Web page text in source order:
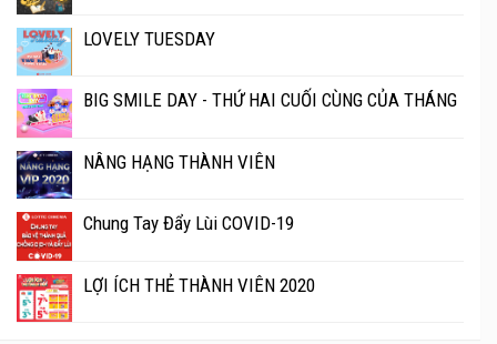
LOVELY TUESDAY
BIG SMILE DAY - THỨ HAI CUỐI CÙNG CỦA THÁNG
NÂNG HẠNG THÀNH VIÊN
Chung Tay Đẩy Lùi COVID-19
LỢI ÍCH THẺ THÀNH VIÊN 2020